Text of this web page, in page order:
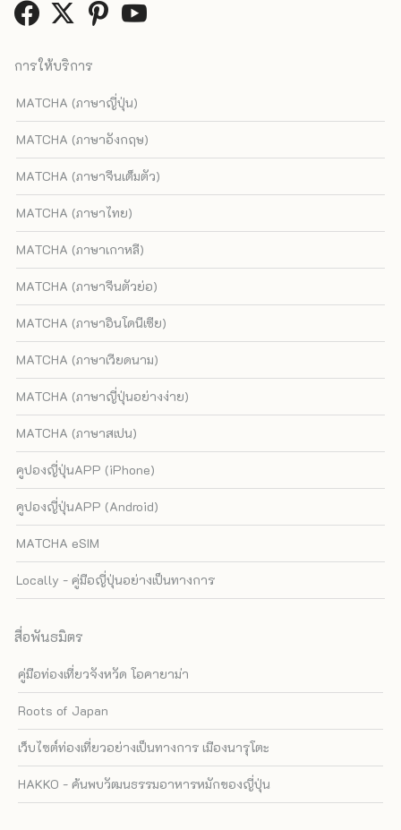
การให้บริการ
MATCHA (ภาษาญี่ปุ่น)
MATCHA (ภาษาอังกฤษ)
MATCHA (ภาษาจีนเต็มตัว)
MATCHA (ภาษาไทย)
MATCHA (ภาษาเกาหลี)
MATCHA (ภาษาจีนตัวย่อ)
MATCHA (ภาษาอินโดนีเซีย)
MATCHA (ภาษาเวียดนาม)
MATCHA (ภาษาญี่ปุ่นอย่างง่าย)
MATCHA (ภาษาสเปน)
คูปองญี่ปุ่นAPP (iPhone)
คูปองญี่ปุ่นAPP (Android)
MATCHA eSIM
Locally - คู่มือญี่ปุ่นอย่างเป็นทางการ
สื่อพันธมิตร
คู่มือท่องเที่ยวจังหวัด โอคายาม่า
Roots of Japan
เว็บไซต์ท่องเที่ยวอย่างเป็นทางการ เมืองนารุโตะ
HAKKO - ค้นพบวัฒนธรรมอาหารหมักของญี่ปุ่น